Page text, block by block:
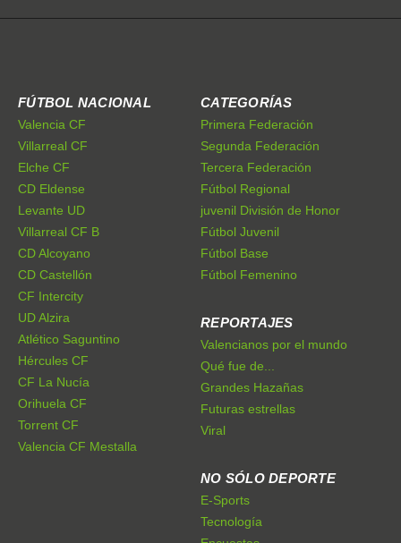
FÚTBOL NACIONAL
Valencia CF
Villarreal CF
Elche CF
CD Eldense
Levante UD
Villarreal CF B
CD Alcoyano
CD Castellón
CF Intercity
UD Alzira
Atlético Saguntino
Hércules CF
CF La Nucía
Orihuela CF
Torrent CF
Valencia CF Mestalla
CATEGORÍAS
Primera Federación
Segunda Federación
Tercera Federación
Fútbol Regional
juvenil División de Honor
Fútbol Juvenil
Fútbol Base
Fútbol Femenino
REPORTAJES
Valencianos por el mundo
Qué fue de...
Grandes Hazañas
Futuras estrellas
Viral
NO SÓLO DEPORTE
E-Sports
Tecnología